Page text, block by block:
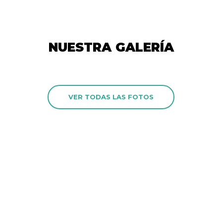
NUESTRA GALERÍA
VER TODAS LAS FOTOS